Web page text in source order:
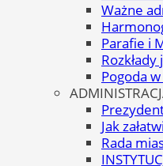
Ważne
Parafie i
Pogoda
Jak
Rada